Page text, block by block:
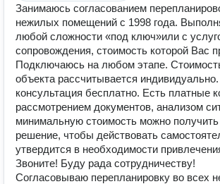
Занимаюсь согласованием
нежилых помещений с 1998 года.
любой сложности «под ключ»или с
сопровождения, стоимость которой Вас
Подключаюсь на любом этапе.
объекта рассчитывается
консультация бесплатно. Есть платные
рассмотрением документов, анализом
минимальную стоимость можно получить
решение, чтобы действовать
утвердится в необходимости
Звоните! Буду рада сотрудничеству!
Согласовываю перепланировку во всех